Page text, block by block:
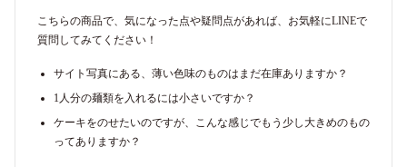
こちらの商品で、気になった点や疑問点があれば、お気軽にLINEで
質問してみてください！
サイト写真にある、薄い色味のものはまだ在庫ありますか？
1人分の麺類を入れるには小さいですか？
ケーキをのせたいのですが、こんな感じでもう少し大きめのもの
ってありますか？